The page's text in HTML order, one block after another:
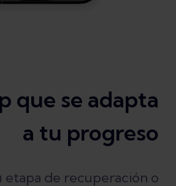
que se adapta
a tu progreso
etapa de recuperación o